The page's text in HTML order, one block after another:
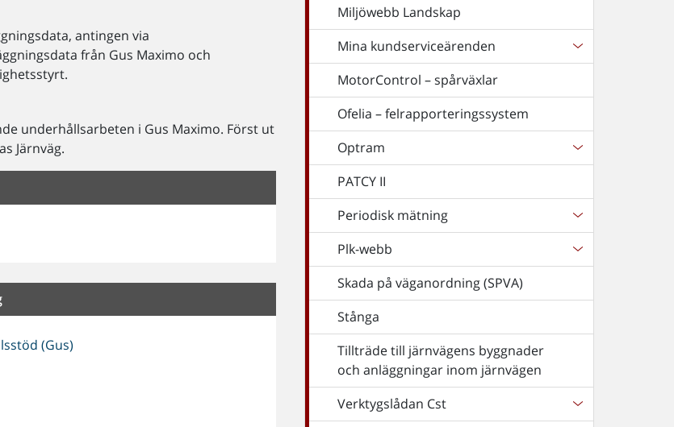
antingen via
från Gus Maximo och
underhållsarbeten i Gus Maximo. Först ut
Järnväg.
(Gus)
Miljöwebb Landskap
Mina kundserviceärenden
MotorControl – spårväxlar
Ofelia – felrapporteringssystem
Optram
PATCY II
Periodisk mätning
Plk-webb
Skada på väganordning (SPVA)
Stånga
Tillträde till järnvägens byggnader
och anläggningar inom järnvägen
Verktygslådan Cst